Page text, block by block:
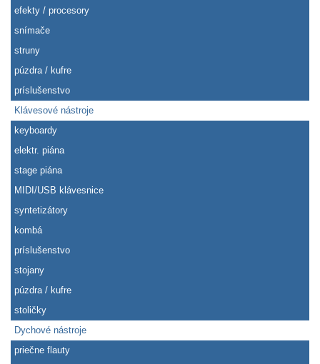
efekty / procesory
snímače
struny
púzdra / kufre
príslušenstvo
Klávesové nástroje
keyboardy
elektr. piána
stage piána
MIDI/USB klávesnice
syntetizátory
kombá
príslušenstvo
stojany
púzdra / kufre
stoličky
Dychové nástroje
priečne flauty